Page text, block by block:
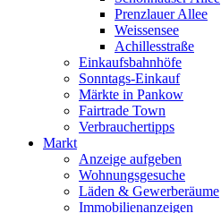
Prenzlauer Allee
Weissensee
Achillesstraße
Einkaufsbahnhöfe
Sonntags-Einkauf
Märkte in Pankow
Fairtrade Town
Verbrauchertipps
Markt
Anzeige aufgeben
Wohnungsgesuche
Läden & Gewerberäume
Immobilienanzeigen